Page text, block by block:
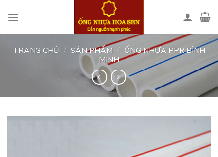
TRANG CHỦ / SẢN PHẨM / ỐNG NHỰA PPR BÌNH
MINH